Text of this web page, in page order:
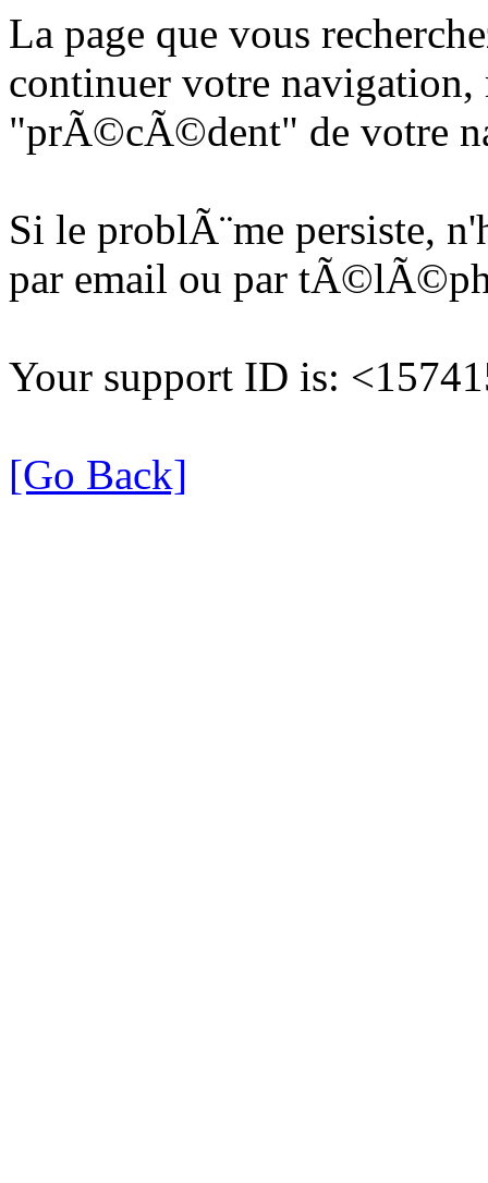
La page que vous
continuer votre
"prÃ©cÃ©dent" de votre
Si le problÃ¨me persiste,
par email ou par
Your support ID is:
[Go Back]